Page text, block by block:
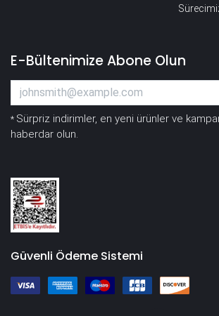
E-Bültenimize Abone Olun
* Sürpriz indirimler, en yeni ürünler ve
haberdar olun.
Güvenli Ödeme Sistemi